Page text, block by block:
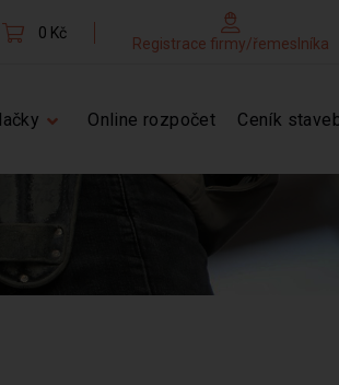
0 Kč
Registrace firmy/řemeslníka
Online rozpočet Ceník